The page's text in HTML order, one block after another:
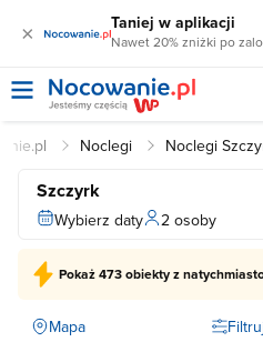
× Taniej w aplikacji
Nawet 20% zniżki po
Noclegi Noclegi
Szczyrk
Wybierz daty 2 osoby
Pokaż473 obiektyz
Mapa